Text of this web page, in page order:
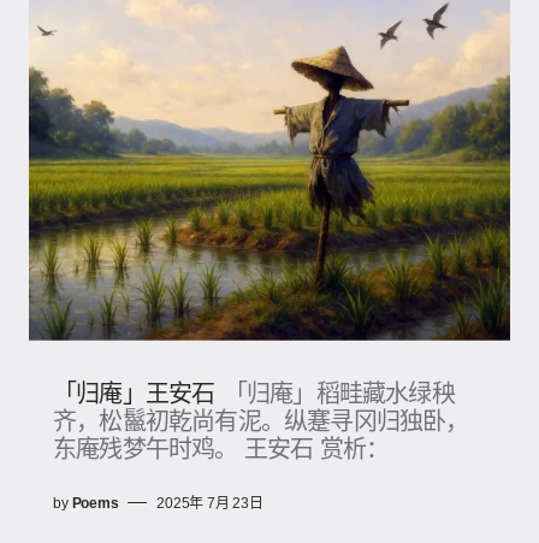
「归庵」王安石
「归庵」稻畦藏水绿秧
齐，松鬣初乾尚有泥。纵蹇寻冈归独卧，
东庵残梦午时鸡。 王安石 赏析：
by Poems 2025年 7月 23日